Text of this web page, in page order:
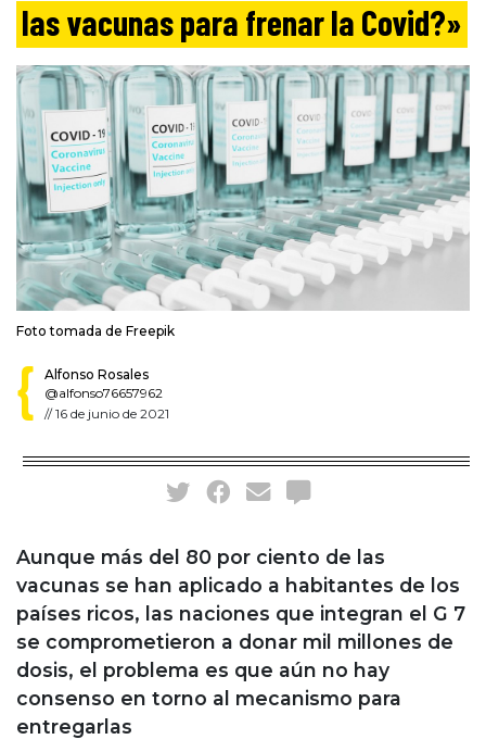
las vacunas para frenar la Covid?»
Foto tomada de Freepik
Alfonso Rosales
@alfonso76657962
//16 de junio de 2021
Aunque más del 80 por ciento de las
vacunas se han aplicado a habitantes de los
países ricos, las naciones que integran el G 7
se comprometieron a donar mil millones de
dosis, el problema es que aún no hay
consenso en torno al mecanismo para
entregarlas